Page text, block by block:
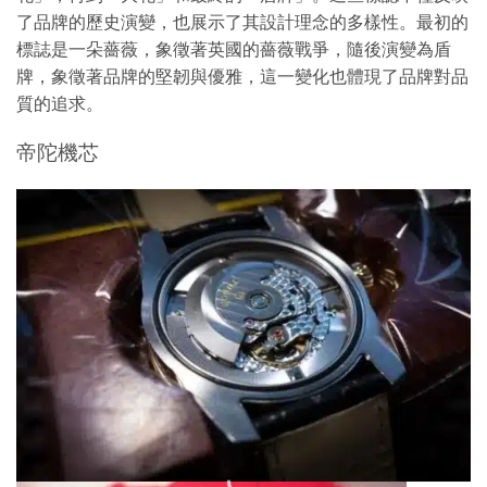
了品牌的歷史演變，也展示了其設計理念的多樣性。最初的
標誌是一朵薔薇，象徵著英國的薔薇戰爭，隨後演變為盾
牌，象徵著品牌的堅韌與優雅，這一變化也體現了品牌對品
質的追求。
帝陀機芯